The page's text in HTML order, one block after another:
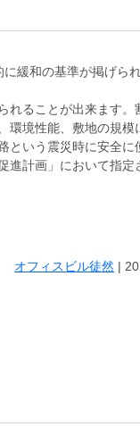
緩和の基準が掲げら
ることが出来ます
境性能、敷地の規
いう震災時に安全
計画」において指
オフィスビル徒然